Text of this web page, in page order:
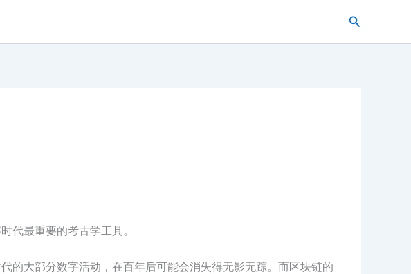
搜
代最重要的考古学工具。
的大部分数字活动，在百年后可能会消失得无影无踪。而区块链的